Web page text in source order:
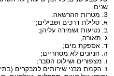
שנים.
3. מטרות ההרשאה:
א. סלילת דרכים ושבילים;
ב. נטיעות ושמירה עליהן;
ג. תאורה;
ד. אספקת מים;
ה. חניונים לא מסחריים;
ו. מצפורים ושילוט הסבר;
ז. הקמת מבני שירותים למבקרים